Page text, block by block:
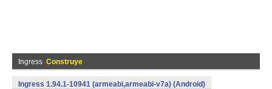
Ingress Construye
Ingress 1.94.1-10941 (armeabi,armeabi-v7a) (Android)